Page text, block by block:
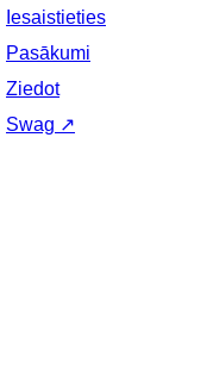
Iesaistieties
Pasākumi
Ziedot
Swag ↗